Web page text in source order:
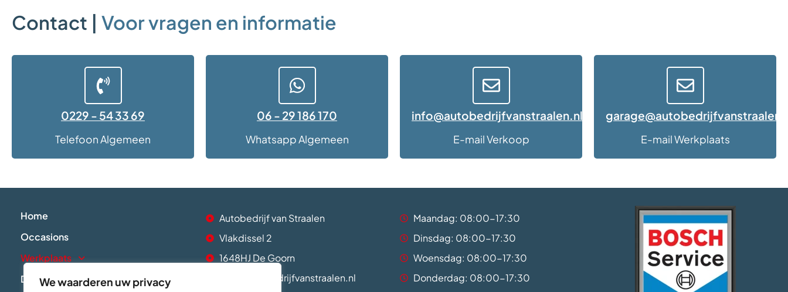
We waarderen uw privacy
Contact | Voor vragen en informatie
0229 - 54 33 69
Telefoon Algemeen
06 - 29 186 170
Whatsapp Algemeen
info@autobedrijfvanstraalen.nl
E-mail Verkoop E-mail Werkplaats
Home
Occasions
Werkplaats
Diensten
Autobedrijf van Straalen
Vlakdissel 2
1648HJ De Goorn
info@autobedrijfvanstraalen.nl
Maandag: 08:00-17:30
Dinsdag: 08:00-17:30
Woensdag: 08:00-17:30
Donderdag: 08:00-17:30